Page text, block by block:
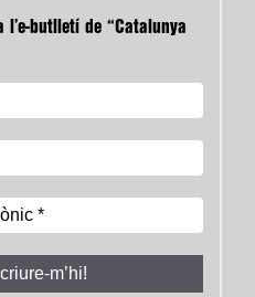
butlletí de “Catalunya